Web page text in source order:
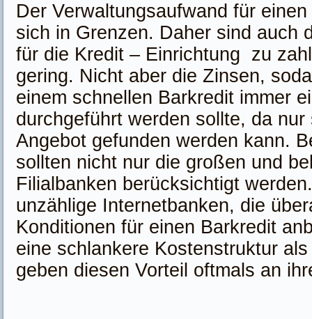
Der Verwaltungsaufwand für
sich in Grenzen. Daher sind auch
für die Kredit – Einrichtung zu
gering. Nicht aber die Zinsen,
einem schnellen Barkredit immer
durchgeführt werden sollte, da
Angebot gefunden werden kann.
sollten nicht nur die großen und
Filialbanken berücksichtigt
unzählige Internetbanken, die
Konditionen für einen Barkredit
eine schlankere Kostenstruktur
geben diesen Vorteil oftmals an